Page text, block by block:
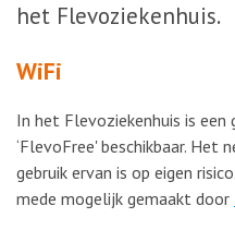
het Flevoziekenhuis.
WiFi
In het Flevoziekenhuis is
‘FlevoFree' beschikbaar. Het
gebruik ervan is op eigen
mede mogelijk gemaakt door